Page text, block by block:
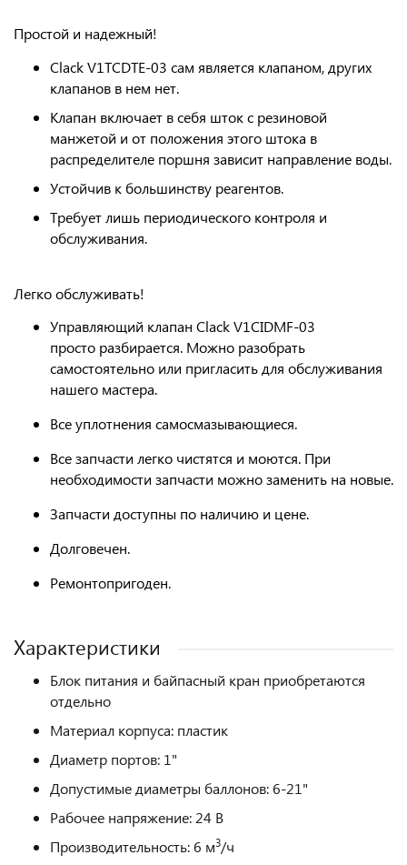
Простой и надежный!
Clack V1TCDTE-03 сам является клапаном, других
клапанов в нем нет.
Клапан включает в себя шток с резиновой
манжетой и от положения этого штока в
распределителе поршня зависит направление воды.
Устойчив к большинству реагентов.
Требует лишь периодического контроля и
обслуживания.
Легко обслуживать!
Управляющий клапан Clack V1CIDMF-03
просто разбирается. Можно разобрать
самостоятельно или пригласить для обслуживания
нашего мастера.
Все уплотнения самосмазывающиеся.
Все запчасти легко чистятся и моются. При
необходимости запчасти можно заменить на новые.
Запчасти доступны по наличию и цене.
Долговечен.
Ремонтопригоден.
Характеристики
Блок питания и байпасный кран приобретаются
отдельно
Материал корпуса: пластик
Диаметр портов: 1"
Допустимые диаметры баллонов: 6-21"
Рабочее напряжение: 24 В
Производительность: 6 м3/ч